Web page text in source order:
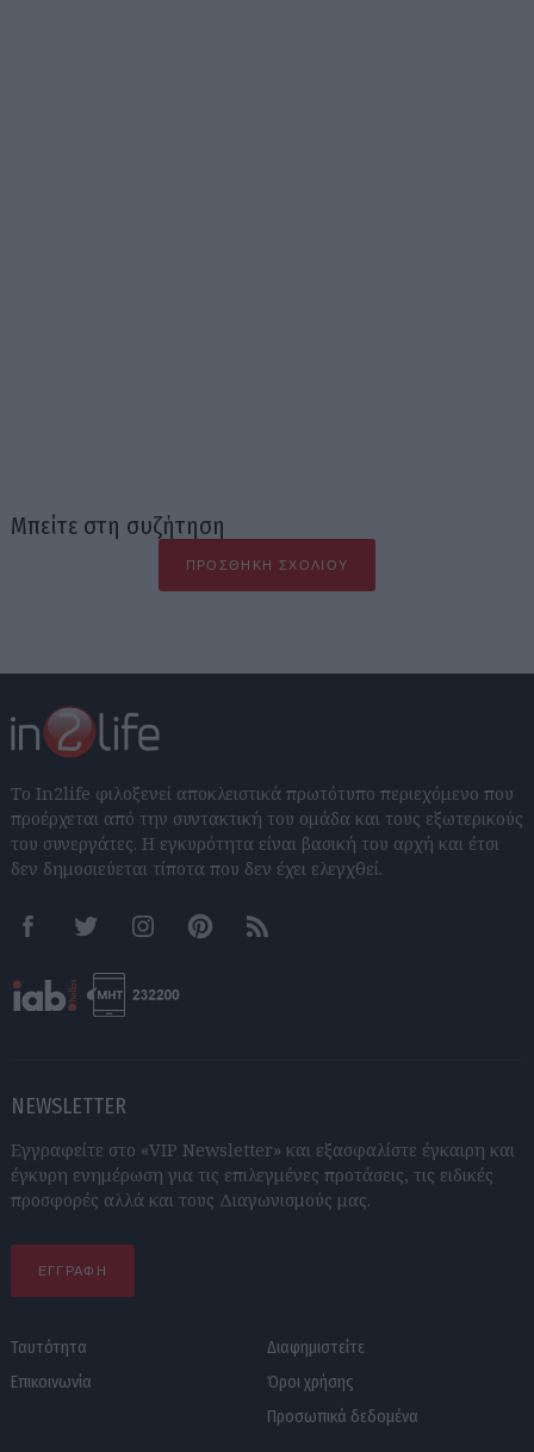
Μπείτε στη συζήτηση
ΠΡΟΣΘΉΚΗ ΣΧΟΛΊΟΥ
Το In2life φιλοξενεί αποκλειστικά πρωτότυπο περιεχόμενο που
προέρχεται από την συντακτική του ομάδα και τους εξωτερικούς
του συνεργάτες. Η εγκυρότητα είναι βασική του αρχή και έτσι
δεν δημοσιεύεται τίποτα που δεν έχει ελεγχθεί.
FacebookTwitter InstagramPinterestRSS feeds
NEWSLETTER
Εγγραφείτε στο «VIP Newsletter» και εξασφαλίστε έγκαιρη και
έγκυρη ενημέρωση για τις επιλεγμένες προτάσεις, τις ειδικές
προσφορές αλλά και τους Διαγωνισμούς μας.
ΕΓΓΡΑΦΗ
Ταυτότητα
Επικοινωνία
Διαφημιστείτε
Όροι χρήσης
Προσωπικά δεδομένα